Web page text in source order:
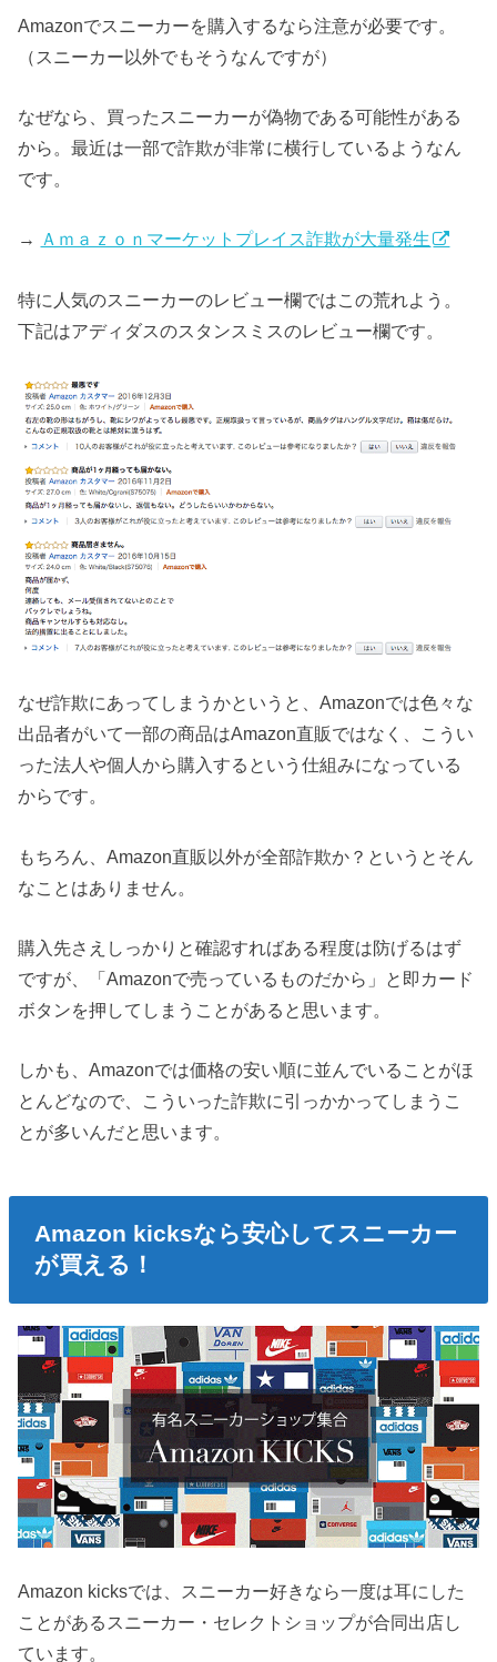
Amazonでスニーカーを購入するなら注意が必要です。
（スニーカー以外でもそうなんですが）
なぜなら、買ったスニーカーが偽物である可能性がある
から。最近は一部で詐欺が非常に横行しているようなん
です。
→ Ａｍａｚｏｎマーケットプレイス詐欺が大量発生
特に人気のスニーカーのレビュー欄ではこの荒れよう。
下記はアディダスのスタンスミスのレビュー欄です。
なぜ詐欺にあってしまうかというと、Amazonでは色々な
出品者がいて一部の商品はAmazon直販ではなく、こうい
った法人や個人から購入するという仕組みになっている
からです。
もちろん、Amazon直販以外が全部詐欺か？というとそん
なことはありません。
購入先さえしっかりと確認すればある程度は防げるはず
ですが、「Amazonで売っているものだから」と即カード
ボタンを押してしまうことがあると思います。
しかも、Amazonでは価格の安い順に並んでいることがほ
とんどなので、こういった詐欺に引っかかってしまうこ
とが多いんだと思います。
Amazon kicksなら安心してスニーカー
が買える！
Amazon kicksでは、スニーカー好きなら一度は耳にした
ことがあるスニーカー・セレクトショップが合同出店し
ています。